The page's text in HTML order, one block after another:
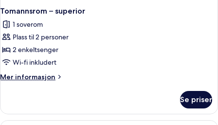
Tomannsrom – superior
1 soverom
Plass til 2 personer
2 enkeltsenger
Wi-fi inkludert
Mer informasjon
Mer
–
superior
Se priser